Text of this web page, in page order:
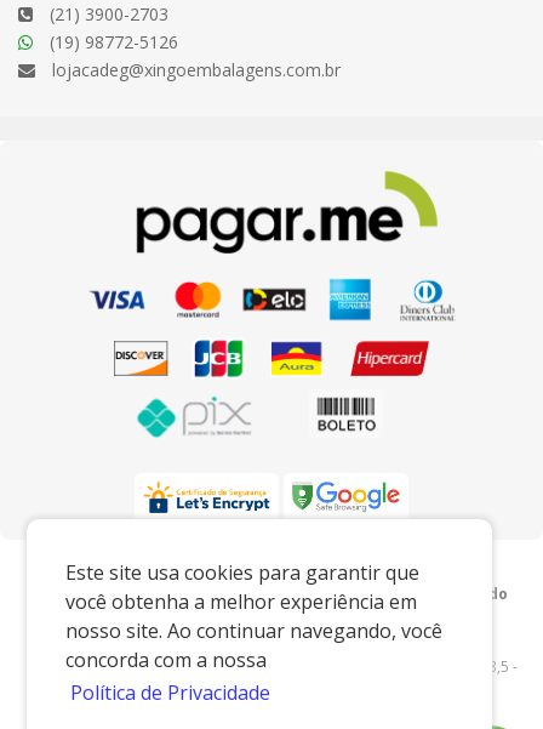
Este site usa cookies para garantir que
você obtenha a melhor experiência em
nosso site. Ao continuar navegando, você
concorda com a nossa
Política de Privacidade
(21) 3900-2703
(19) 98772-5126
lojacadeg@xingoembalagens.com.br
Preços e condições exclusivos para o
www.xingoembalagens.com.br e para o televendas, podendo
sofrer alterações sem prévia notiﬁcação.
Xingó Embalagens|62.438.429/0001-12|
www.xingoembalagens.com.br| Rodovia Prefeito Aziz Lian, Km 28,5 -
s/n - Borda da Mata - Jaguariúna/SP - 13916-875 - E-mail: